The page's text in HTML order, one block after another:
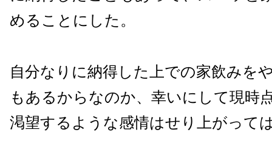
めることにした。
自分なりに納得した上での家飲みを
もあるからなのか、幸いにして現時
渇望するような感情はせり上がって